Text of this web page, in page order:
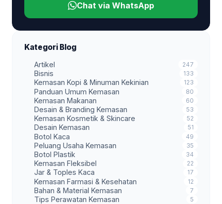
Chat via WhatsApp
Kategori Blog
Artikel 247
Bisnis 133
Kemasan Kopi & Minuman Kekinian 123
Panduan Umum Kemasan 80
Kemasan Makanan 60
Desain & Branding Kemasan 53
Kemasan Kosmetik & Skincare 52
Desain Kemasan 51
Botol Kaca 49
Peluang Usaha Kemasan 35
Botol Plastik 34
Kemasan Fleksibel 22
Jar & Toples Kaca 17
Kemasan Farmasi & Kesehatan 12
Bahan & Material Kemasan 7
Tips Perawatan Kemasan 5